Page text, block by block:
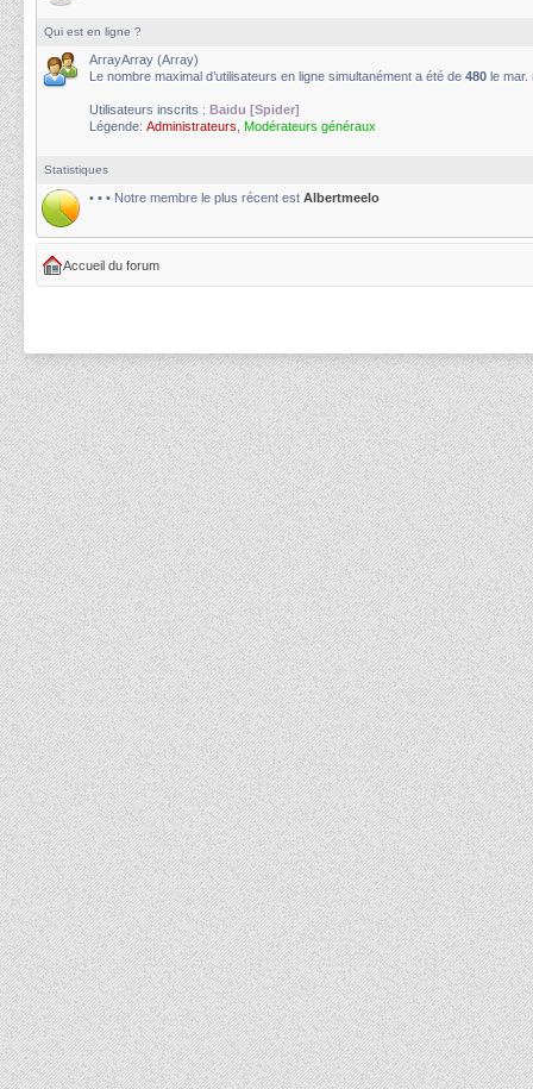
Qui est en ligne ?
ArrayArray (Array)
Le nombre maximal d’utilisateurs en ligne simultanément a été de 480 le mar.
Utilisateurs inscrits : Baidu [Spider]
Légende: Administrateurs Modérateurs généraux
Statistiques
• • • Notre membre le plus récent est Albertmeelo
Accueil du forum